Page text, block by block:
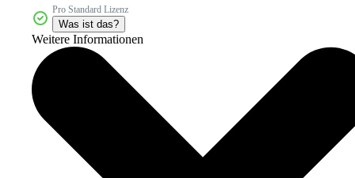
Pro Standard Lizenz
Was ist das?
Weitere Informationen